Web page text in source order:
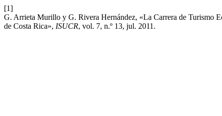
[1]
G. Arrieta Murillo y G. Rivera Hernández, «La Carrera de Turismo
de Costa Rica», ISUCR, vol. 7, n.º 13, jul. 2011.